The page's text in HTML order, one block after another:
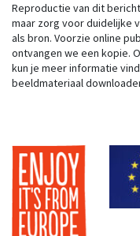
Reproductie van dit
maar zorg voor duidelijke
als bron. Voorzie online
ontvangen we een kopie.
kun je meer informatie
beeldmateriaal